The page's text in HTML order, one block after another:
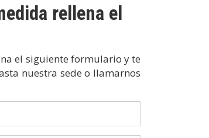
rellena el
el siguiente formulario y te
nuestra sede o llamarnos